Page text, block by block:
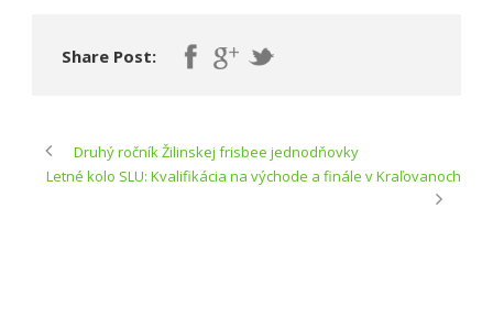
Share Post:
Druhý ročník Žilinskej frisbee jednodňovky
Letné kolo SLU: Kvalifikácia na východe a finále v Kraľovanoch